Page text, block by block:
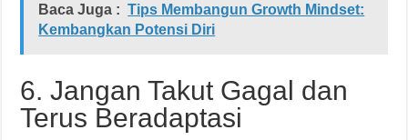
Baca Juga : Tips Membangun Growth Mindset:
Kembangkan Potensi Diri
6. Jangan Takut Gagal dan
Terus Beradaptasi